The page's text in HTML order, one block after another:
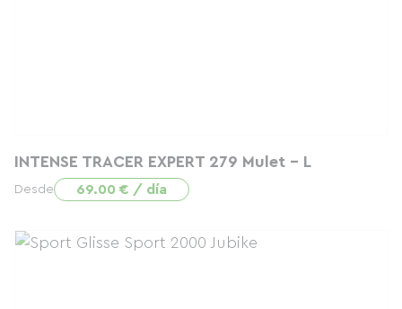
INTENSE TRACER EXPERT 279 Mulet - L
Desde 69.00 € / día